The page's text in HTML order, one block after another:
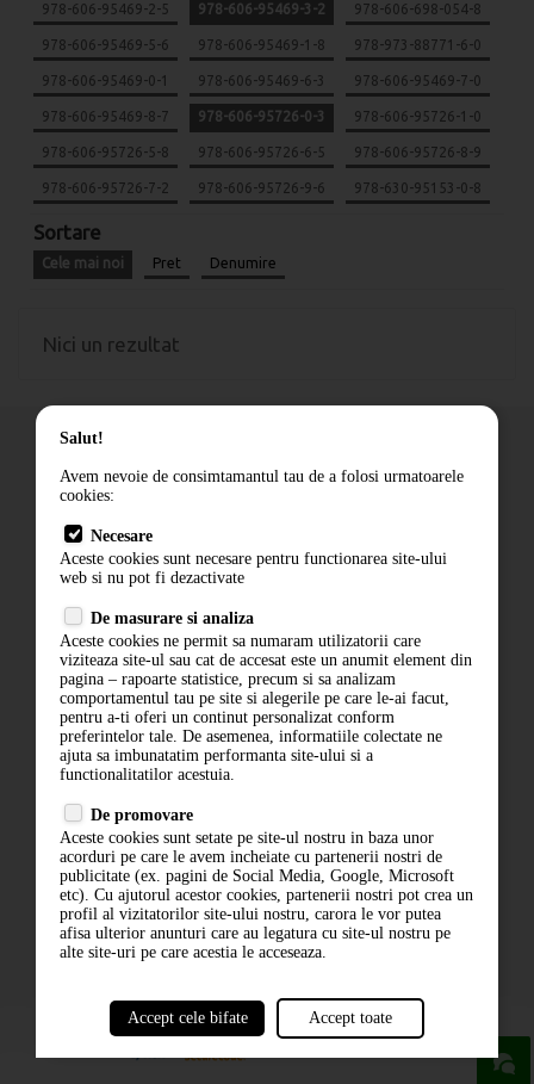
978-606-95469-2-5 978-606-95469-3-2 978-606-698-054-8
978-606-95469-5-6 978-606-95469-1-8 978-973-88771-6-0
978-606-95469-0-1 978-606-95469-6-3 978-606-95469-7-0
978-606-95469-8-7 978-606-95726-0-3 978-606-95726-1-0
978-606-95726-5-8 978-606-95726-6-5 978-606-95726-8-9
978-606-95726-7-2 978-606-95726-9-6 978-630-95153-0-8
Sortare
Cele mai noi Pret Denumire
Nici un rezultat
Cum comand
Livrare
Contact
Politica de confidentialitate
ANPC
ABONARE LA NEWSLETTER
ABONARE
Salut!
Avem nevoie de consimtamantul tau de a folosi urmatoarele
cookies:
Necesare
Aceste cookies sunt necesare pentru functionarea site-ului
web si nu pot fi dezactivate
De masurare si analiza
Aceste cookies ne permit sa numaram utilizatorii care
viziteaza site-ul sau cat de accesat este un anumit element din
pagina – rapoarte statistice, precum si sa analizam
comportamentul tau pe site si alegerile pe care le-ai facut,
pentru a-ti oferi un continut personalizat conform
preferintelor tale. De asemenea, informatiile colectate ne
ajuta sa imbunatatim performanta site-ului si a
functionalitatilor acestuia.
De promovare
Aceste cookies sunt setate pe site-ul nostru in baza unor
acorduri pe care le avem incheiate cu partenerii nostri de
publicitate (ex. pagini de Social Media, Google, Microsoft
etc). Cu ajutorul acestor cookies, partenerii nostri pot crea un
profil al vizitatorilor site-ului nostru, carora le vor putea
afisa ulterior anunturi care au legatura cu site-ul nostru pe
alte site-uri pe care acestia le acceseaza.
Accept cele bifate Accept toate